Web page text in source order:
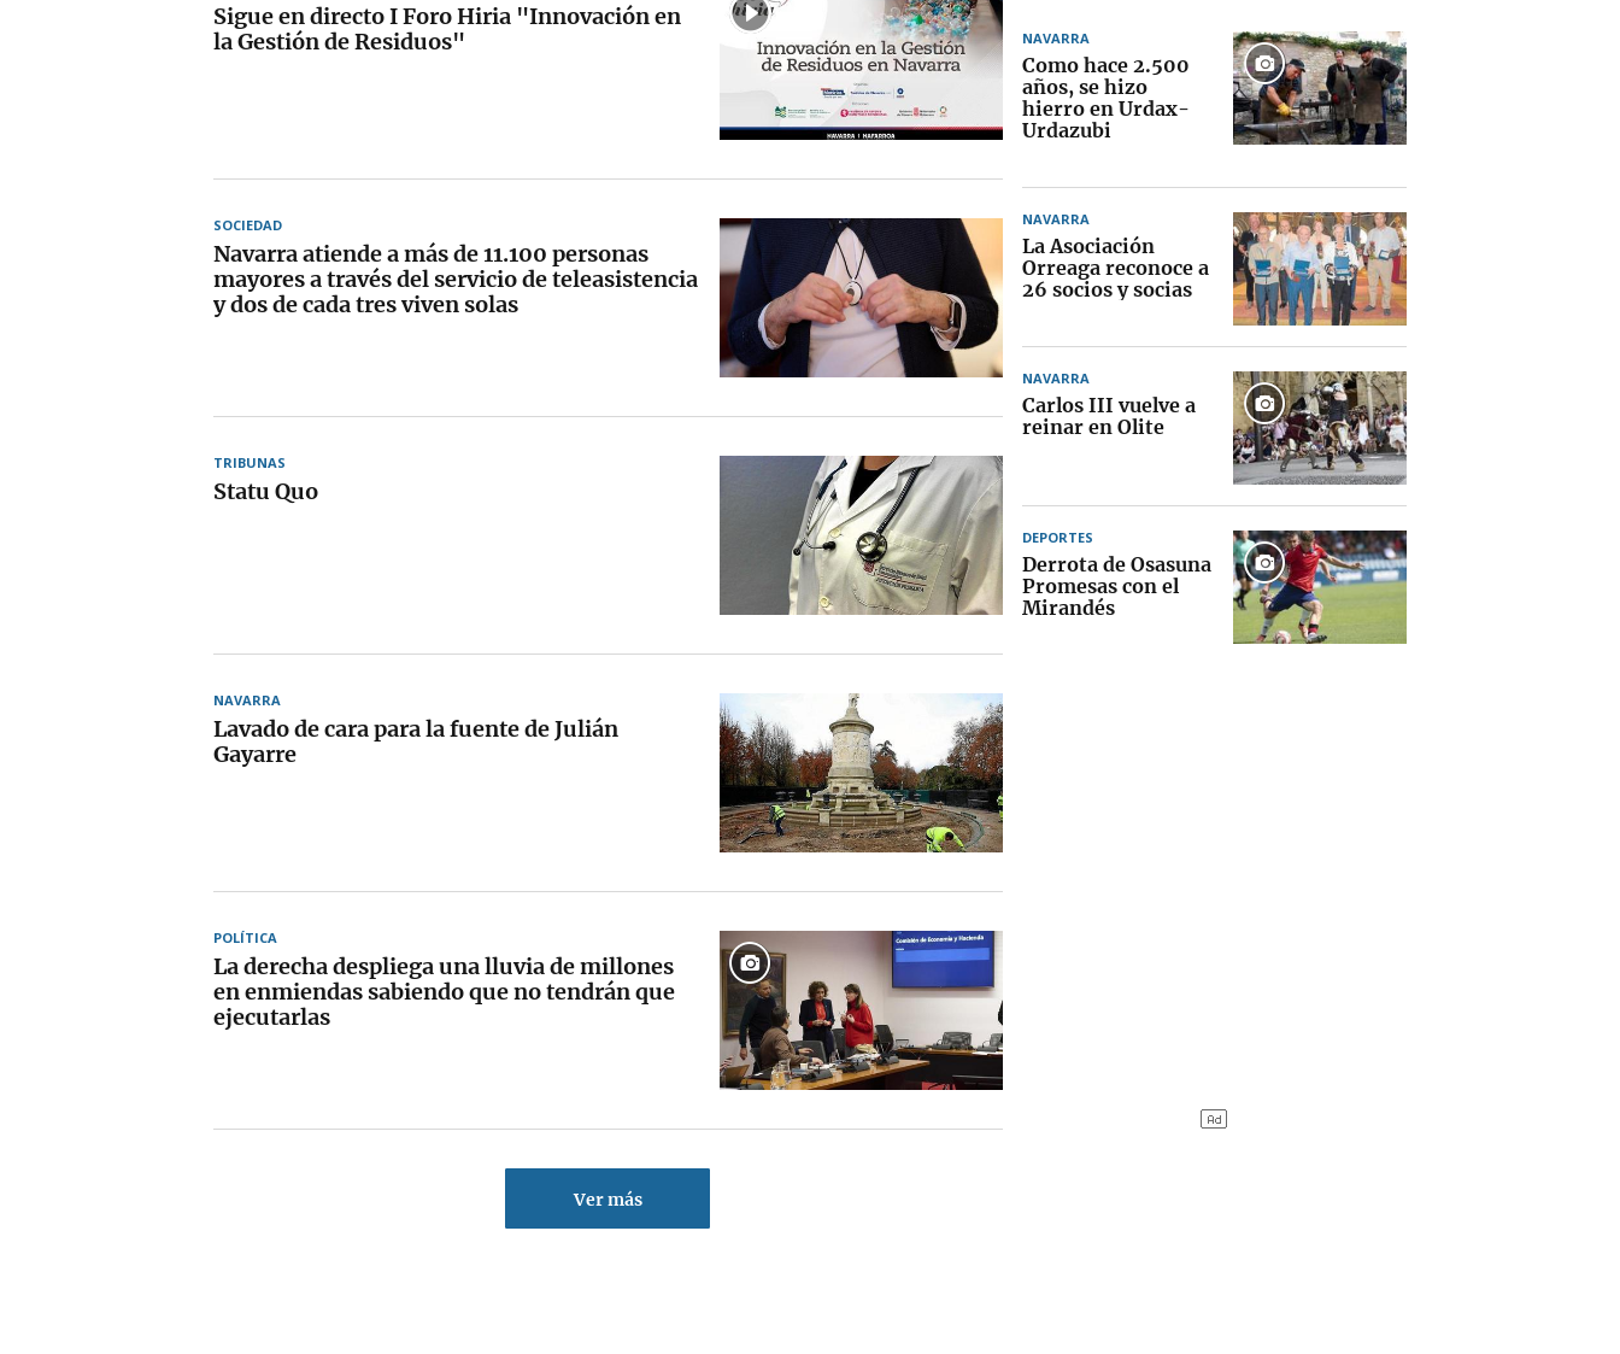
Sigue en directo I Foro Hiria "Innovación en
la Gestión de Residuos"
SOCIEDAD
Navarra atiende a más de 11.100 personas
mayores a través del servicio de teleasistencia
y dos de cada tres viven solas
TRIBUNAS
Statu Quo
NAVARRA
Lavado de cara para la fuente de Julián
Gayarre
POLÍTICA
La derecha despliega una lluvia de millones
en enmiendas sabiendo que no tendrán que
ejecutarlas
Ver más
NAVARRA
Como hace 2.500
años, se hizo
hierro en Urdax-
Urdazubi
NAVARRA
La Asociación
Orreaga reconoce a
26 socios y socias
NAVARRA
Carlos III vuelve a
reinar en Olite
DEPORTES
Derrota de Osasuna
Promesas con el
Mirandés